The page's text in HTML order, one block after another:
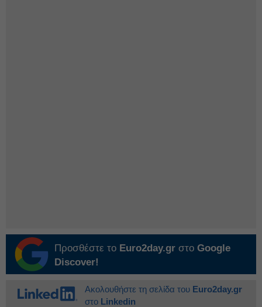
Προσθέστε το Euro2day.gr στο Google
Discover!
Ακολουθήστε τη σελίδα του Euro2day.gr
στο Linkedin